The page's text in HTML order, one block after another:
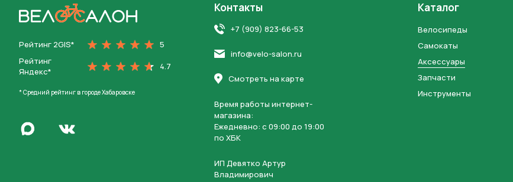
Рейтинг 2GIS*
5
Рейтинг
Яндекс*
4.7
* Средний рейтинг в городе Хабаровске
Написать в MaxПерейти во Вконтакте
Контакты
+7 (909) 823-66-53
info@velo-salon.ru
Смотреть на карте
Время работы интернет-
магазина:
Ежедневно: c 09:00 до 19:00
по ХБК
ИП Девятко Артур
Владимирович
Каталог
Велосипеды
Самокаты
Аксессуары
Запчасти
Инструменты